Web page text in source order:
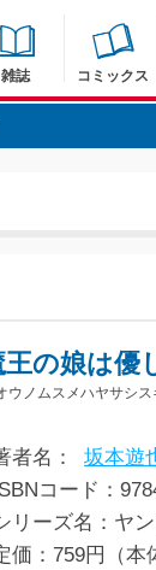
雑誌 コミックス
王の娘は優
ウノムスメハヤサシス
者名：
坂本遊
コード：
リーズ名：ヤ
価：759円（本